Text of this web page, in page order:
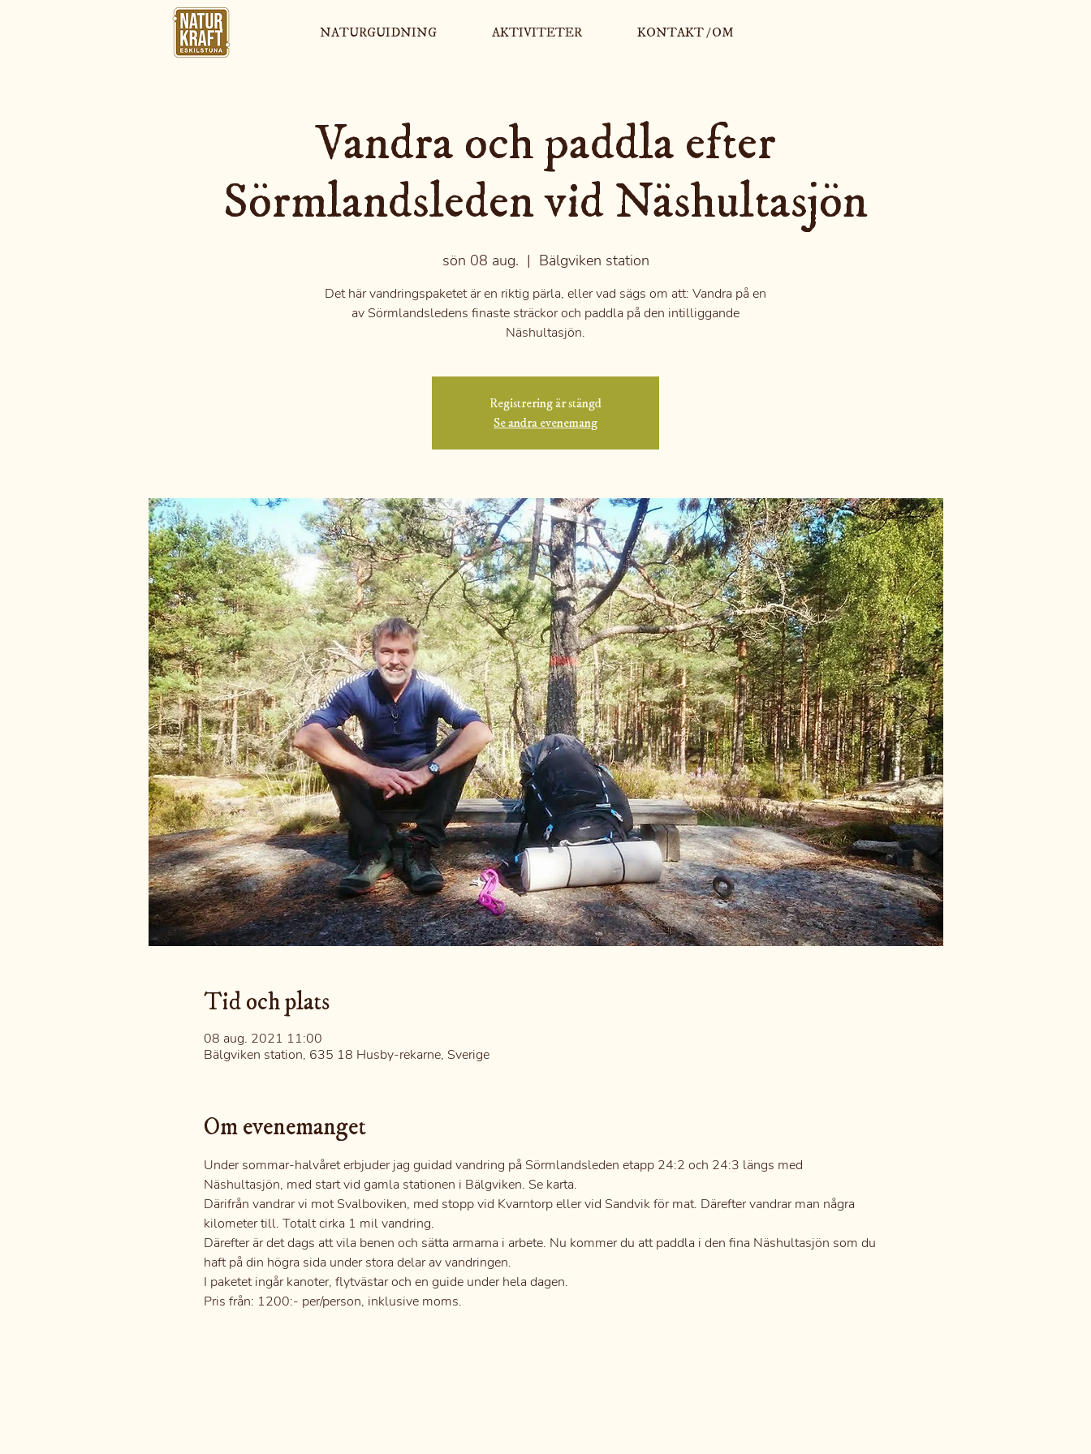
NATURGUIDNING AKTIVITETER KONTAKT / OM
Vandra och paddla efter
Sörmlandsleden vid Näshultasjön
sön 08 aug.
  |
Bälgviken station
Det här vandringspaketet är en riktig pärla, eller vad sägs om att: Vandra på en
av Sörmlandsledens finaste sträckor och paddla på den intilliggande
Näshultasjön.
Registrering är stängd
Se andra evenemang
Tid och plats
08 aug. 2021 11:00
Bälgviken station, 635 18 Husby-rekarne, Sverige
Om evenemanget
Under sommar-halvåret erbjuder jag guidad vandring på Sörmlandsleden etapp 24:2 och 24:3 längs med
Näshultasjön, med start vid gamla stationen i Bälgviken. Se karta.
Därifrån vandrar vi mot Svalboviken, med stopp vid Kvarntorp eller vid Sandvik för mat. Därefter vandrar man några
kilometer till. Totalt cirka 1 mil vandring.
Därefter är det dags att vila benen och sätta armarna i arbete. Nu kommer du att paddla i den fina Näshultasjön som du
haft på din högra sida under stora delar av vandringen.
I paketet ingår kanoter, flytvästar och en guide under hela dagen.
Pris från: 1200:- per/person, inklusive moms.